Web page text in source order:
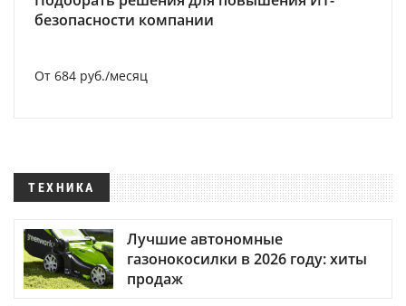
безопасности компании
От 684 руб./месяц
ТЕХНИКА
Лучшие автономные
газонокосилки в 2026 году: хиты
продаж